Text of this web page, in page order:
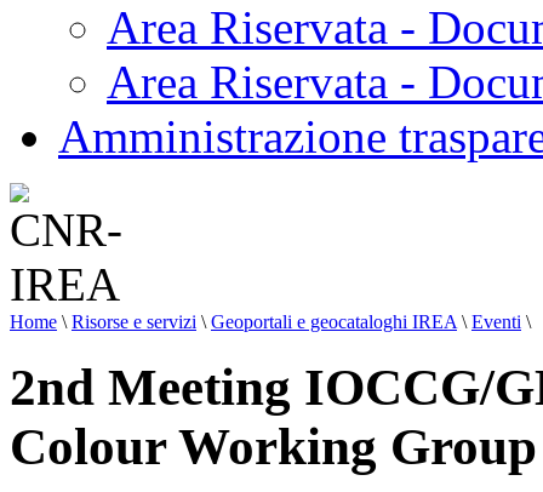
Area Riservata -
Area Riservata -
Amministrazione
Home \ Risorse e servizi \ Geoportali e geocataloghi IREA \ Eventi \
2nd Meeting IOCCG/
Colour Working Group